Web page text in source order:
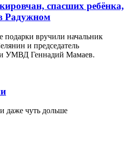
спасших ребёнка,
Радужном
подарки вручили начальник
и председатель
УМВД Геннадий Мамаев.
даже чуть дольше